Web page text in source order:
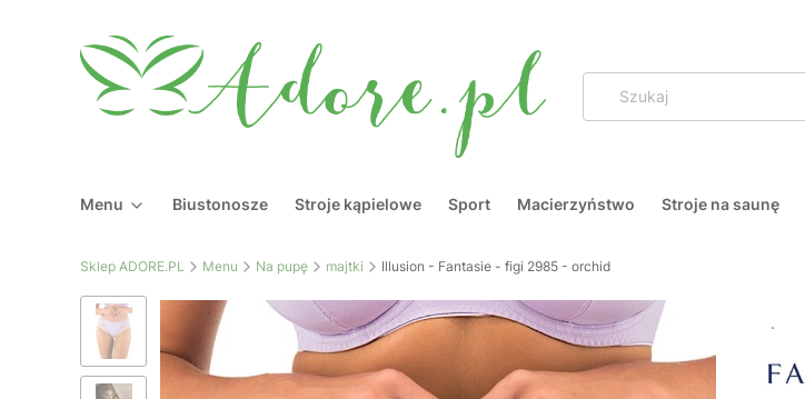
Menu Biustonosze Stroje kąpielowe Sport Macierzyństwo Stroje na saunę
Sklep ADORE.PL Menu Na pupę majtki Illusion - Fantasie - figi 2985 - orchid